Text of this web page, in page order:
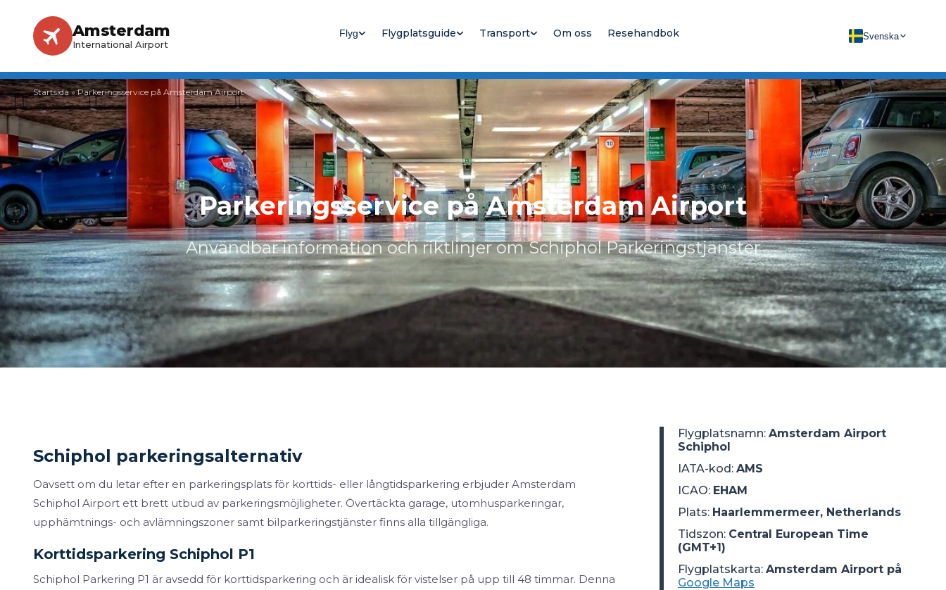
Amsterdam
International Airport
Flyg Flygplatsguide Transport Om oss Resehandbok Svenska
Startsida»Parkeringsservice på Amsterdam Airport
Parkeringsservice på Amsterdam Airport
Användbar information och riktlinjer om Schiphol Parkeringstjänster
Schiphol parkeringsalternativ
Oavsett om du letar efter en parkeringsplats för korttids- eller långtidsparkering erbjuder Amsterdam
Schiphol Airport ett brett utbud av parkeringsmöjligheter. Övertäckta garage, utomhusparkeringar,
upphämtnings- och avlämningszoner samt bilparkeringstjänster finns alla tillgängliga.
Korttidsparkering Schiphol P1
Schiphol Parkering P1 är avsedd för korttidsparkering och är idealisk för vistelser på upp till 48 timmar. Denna
Flygplatsnamn: Amsterdam Airport
Schiphol
IATA-kod: AMS
ICAO: EHAM
Plats: Haarlemmermeer, Netherlands
Tidszon: Central European Time
(GMT+1)
Flygplatskarta: Amsterdam Airport på
Google Maps